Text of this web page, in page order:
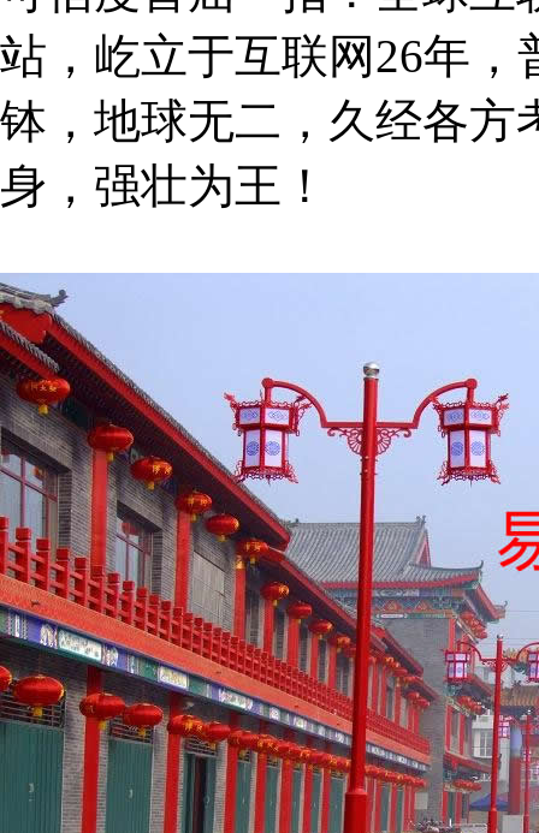
站，屹立于互联网26年
钵，地球无二，久经各方
身，强壮为王！